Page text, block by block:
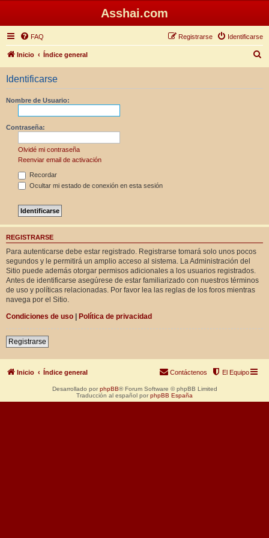
Asshai.com
FAQ Identificarse
Registrarse
Inicio Índice general
u
Identificarse
Nombre de Usuario:
Contraseña:
Olvidé mi contraseña
Reenviar email de activación
Recordar
Ocultar mi estado de conexión en esta sesión
REGISTRARSE
Para autenticarse debe estar registrado. Registrarse tomará solo unos pocos
segundos y le permitirá un amplio acceso al sistema. La Administración del
Sitio puede además otorgar permisos adicionales a los usuarios registrados.
Antes de identificarse asegúrese de estar familiarizado con nuestros términos
de uso y políticas relacionadas. Por favor lea las reglas de los foros mientras
navega por el Sitio.
Condiciones de uso | Política de privacidad
Registrarse
Inicio Índice general El Equipo
Contáctenos
Desarrollado por phpBB® Forum Software © phpBB Limited
Traducción al español por phpBB España